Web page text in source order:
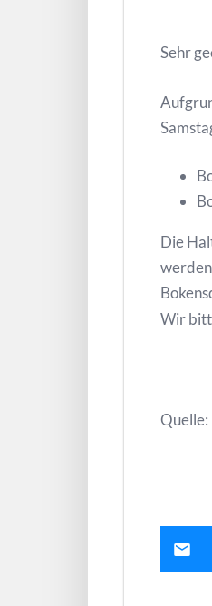
Sehr
Die
Wir
Quelle: